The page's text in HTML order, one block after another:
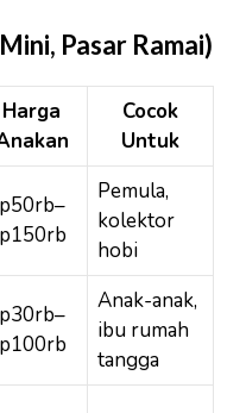
Pasar Ramai)
Harga
Cocok
Untuk
Pemula,
kolektor
hobi
Anak-anak,
ibu rumah
tangga